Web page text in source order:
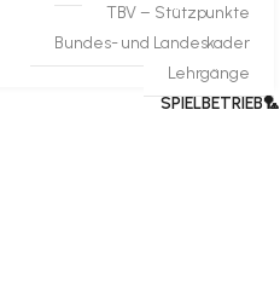
TBV – Stützpunkte
Bundes- und Landeskader
Lehrgänge
SPIELBETRIEB🏸